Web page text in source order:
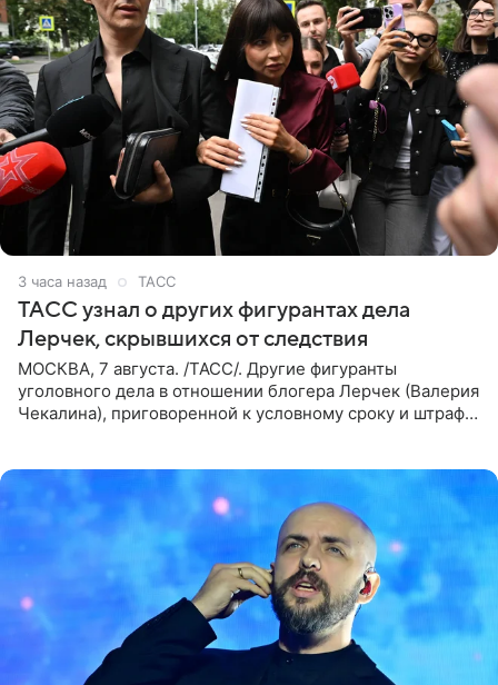
3 часа назад ТАСС
ТАСС узнал о других фигурантах дела
Лерчек, скрывшихся от следствия
МОСКВА, 7 августа. /ТАСС/. Другие фигуранты
уголовного дела в отношении блогера Лерчек (Валерия
Чекалина), приговоренной к условному сроку и штрафу,